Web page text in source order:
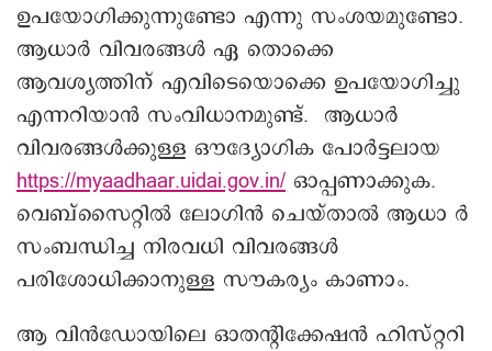
ഉപയോഗിക്കുന്നുണ്ടോ എന്നു സംശയമുണ്ടോ.
ആധാർ വിവരങ്ങൾ ഏ തൊക്കെ
ആവശ്യത്തിന് എവിടെയൊക്കെ ഉപയോഗിച്ചു
എന്നറിയാൻ സംവിധാനമുണ്ട്. ആധാര്‍
വിവരങ്ങള്‍ക്കുള്ള ഔദ്യോഗിക പോര്‍ട്ടലായ
https://myaadhaar.uidai.gov.in/ ഓപ്പണാക്കുക.
വെബ്സൈറ്റിൽ ലോഗിൻ ചെയ്താൽ ആധാ ര്‍
സംബന്ധിച്ച നിരവധി വിവരങ്ങള്‍
പരിശോധിക്കാനുള്ള സൗകര്യം കാണാം.
ആ വിൻഡോയിലെ ഓതന്റിക്കേഷന്‍ ഹിസ്റ്ററി